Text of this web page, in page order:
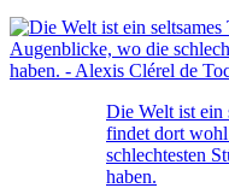
Die Welt ist ein
findet dort
schlechtesten
haben.